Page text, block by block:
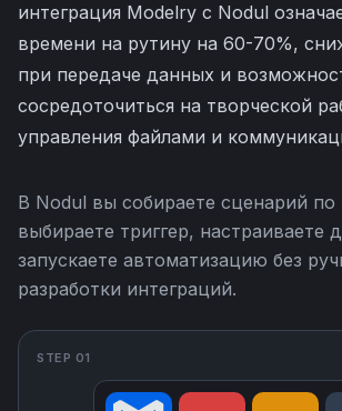
интеграция Modelry с Nodul
времени на рутину на 60-70%,
при передаче данных и
сосредоточиться на творческой
управления файлами и
В Nodul вы собираете сценарий по
выбираете триггер, настраиваете
запускаете автоматизацию без
разработки интеграций.
STEP 01